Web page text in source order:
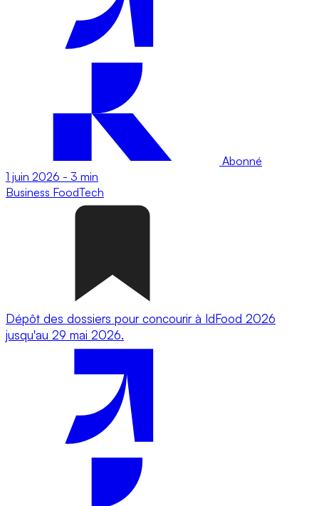
Abonné
1 juin 2026 - 3 min
Business FoodTech
Dépôt des dossiers pour concourir à IdFood 2026
jusqu'au 29 mai 2026.